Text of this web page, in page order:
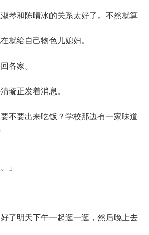
和陈晴冰的关系太好了。不然就算
就给自己物色儿媳妇。
各家。
正发着消息。
要出来吃饭？学校那边有一家味道
」
明天下午一起逛一逛，然后晚上去